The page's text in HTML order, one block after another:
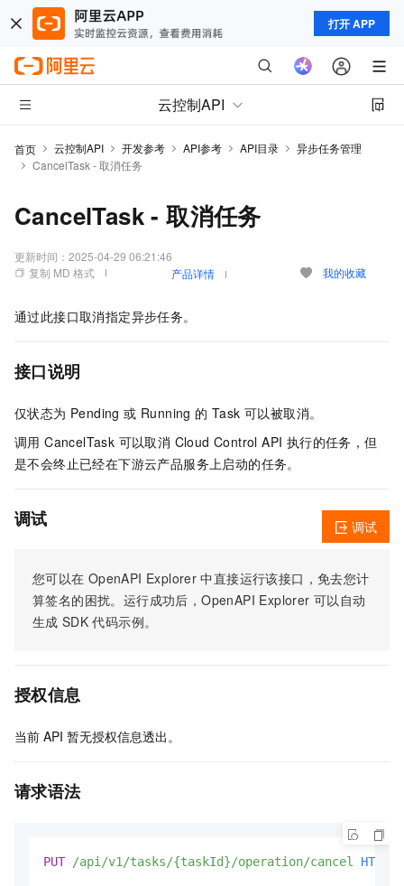
打开 APP
云控制API
首页 云控制API 开发参考 API参考 API目录
异步任务管理
CancelTask - 取消任务
CancelTask - 取消任务
更新时间： 2025-04-29 06:21:46
复制 MD 格式
产品详情 我的收藏
通过此接口取消指定异步任务。
接口说明
仅状态为 Pending 或 Running 的 Task 可以被取消。
调用 CancelTask 可以取消 Cloud Control API 执行的任务，但
是不会终止已经在下游云产品服务上启动的任务。
调试
您可以在 OpenAPI Explorer 中直接运行该接口，免去您计
算签名的困扰。运行成功后，OpenAPI Explorer 可以自动
生成 SDK 代码示例。
调试
授权信息
当前 API 暂无授权信息透出。
请求语法
PUT /api/v1/tasks/{taskId}/operation/cancel HTTP/